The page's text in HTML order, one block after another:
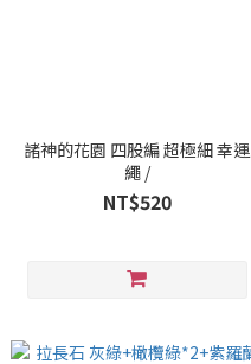
諸神的花園 四股編 超極細 幸運
繩 /
NT$520